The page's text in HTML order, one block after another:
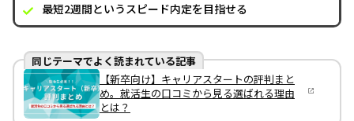
最短2週間というスピード内定を目指せる
同じテーマでよく読まれている記事
【新卒向け】キャリアスタートの評判まと
め。就活生の口コミから見る選ばれる理由
とは？